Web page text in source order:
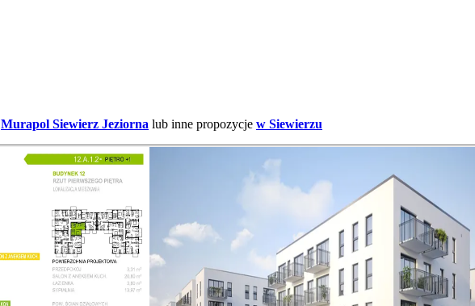
Murapol Siewierz Jeziorna lub inne propozycje w Siewierzu